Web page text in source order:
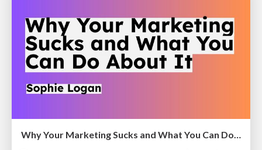
Why Your Marketing Sucks and What You Can Do About It - Sophie Logan